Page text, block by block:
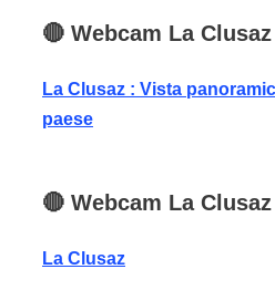
🔴 Webcam La Clusaz
La Clusaz : Vista
paese
🔴 Webcam La Clusaz
La Clusaz